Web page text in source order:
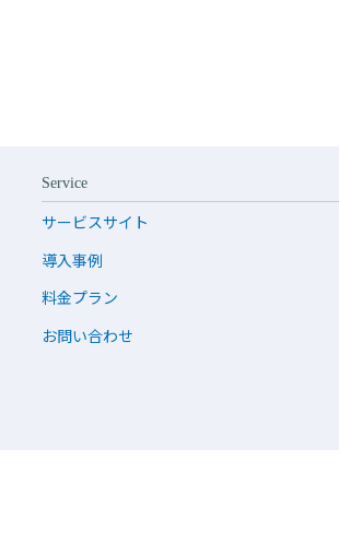
Service
サービスサイト
導入事例
料金プラン
お問い合わせ